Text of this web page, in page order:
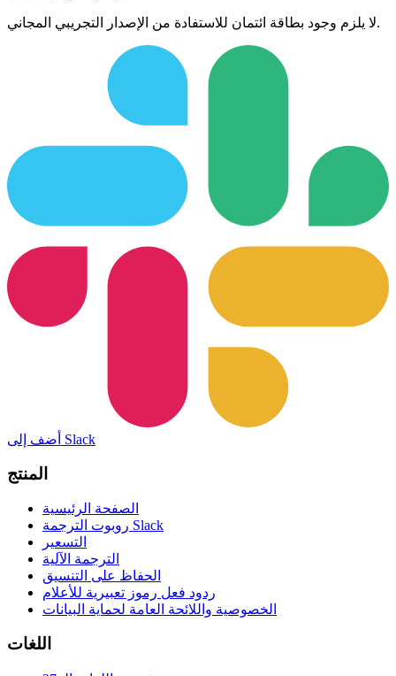
لا يلزم وجود بطاقة ائتمان للاستفادة من الإصدار التجريبي المجاني.
أضف إلى Slack
المنتج
الصفحة الرئيسية
روبوت الترجمة Slack
التسعير
الترجمة الآلية
الحفاظ على التنسيق
ردود فعل رموز تعبيرية للأعلام
الخصوصية واللائحة العامة لحماية البيانات
اللغات